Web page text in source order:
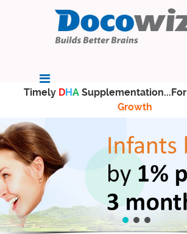
Timely DHA Supplementation...For
Growth